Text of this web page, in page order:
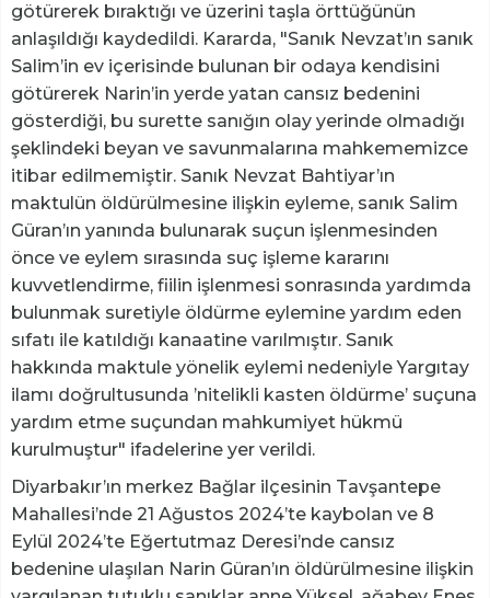
götürerek bıraktığı ve üzerini taşla örttüğünün
anlaşıldığı kaydedildi. Kararda, "Sanık Nevzat’ın sanık
Salim’in ev içerisinde bulunan bir odaya kendisini
götürerek Narin’in yerde yatan cansız bedenini
gösterdiği, bu surette sanığın olay yerinde olmadığı
şeklindeki beyan ve savunmalarına mahkememizce
itibar edilmemiştir. Sanık Nevzat Bahtiyar’ın
maktulün öldürülmesine ilişkin eyleme, sanık Salim
Güran’ın yanında bulunarak suçun işlenmesinden
önce ve eylem sırasında suç işleme kararını
kuvvetlendirme, fiilin işlenmesi sonrasında yardımda
bulunmak suretiyle öldürme eylemine yardım eden
sıfatı ile katıldığı kanaatine varılmıştır. Sanık
hakkında maktule yönelik eylemi nedeniyle Yargıtay
ilamı doğrultusunda ’nitelikli kasten öldürme’ suçuna
yardım etme suçundan mahkumiyet hükmü
kurulmuştur" ifadelerine yer verildi.
Diyarbakır’ın merkez Bağlar ilçesinin Tavşantepe
Mahallesi’nde 21 Ağustos 2024’te kaybolan ve 8
Eylül 2024’te Eğertutmaz Deresi’nde cansız
bedenine ulaşılan Narin Güran’ın öldürülmesine ilişkin